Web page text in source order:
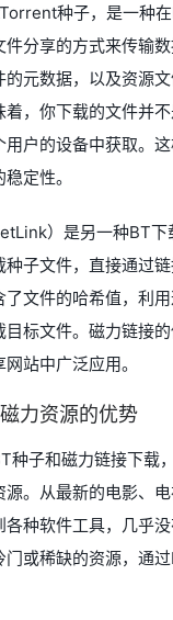
种子，是一种
件分享的方式来传输
的元数据，以及资源
着，你下载的文件并
户的设备中获取。
定性。
）是另一种BT下
种子文件，直接通过
了文件的哈希值，利
标文件。磁力链接的
站中广泛应用。
力资源的优势
种子和磁力链接下载
源。从最新的电影、
各种软件工具，几乎
门或稀缺的资源，通